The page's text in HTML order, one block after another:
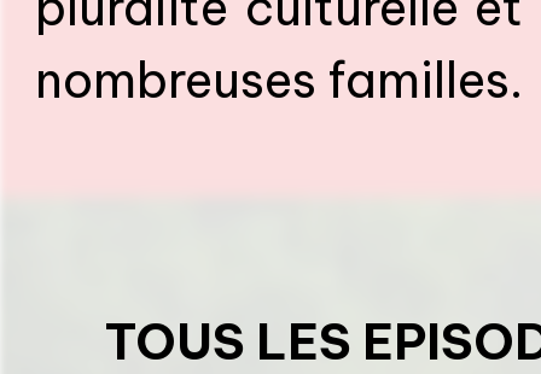
nombreuses familles.
TOUS LES